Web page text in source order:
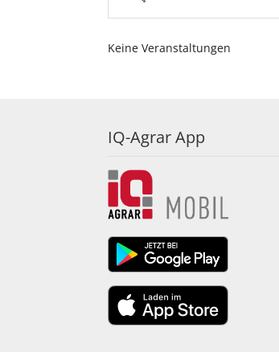
Keine Veranstaltungen
IQ-Agrar App